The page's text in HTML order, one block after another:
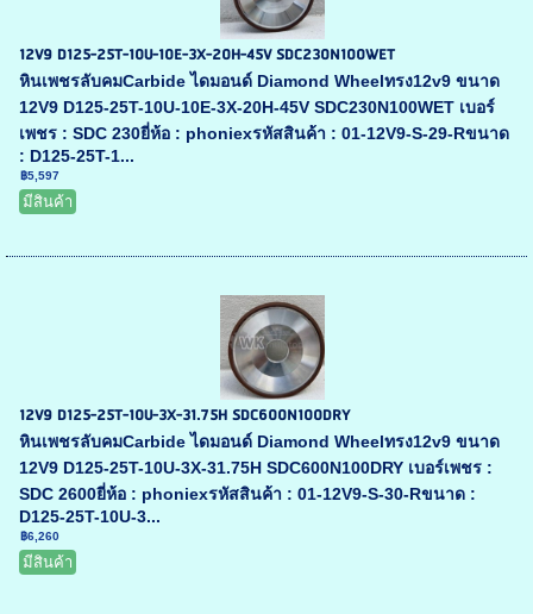
12V9 D125-25T-10U-10E-3X-20H-45V SDC230N100WET
หินเพชรลับคมCarbide ไดมอนด์ Diamond Wheelทรง12v9 ขนาด
12V9 D125-25T-10U-10E-3X-20H-45V SDC230N100WET เบอร์
เพชร : SDC 230ยี่ห้อ : phoniexรหัสสินค้า : 01-12V9-S-29-Rขนาด
: D125-25T-1...
฿5,597
มีสินค้า
12V9 D125-25T-10U-3X-31.75H SDC600N100DRY
หินเพชรลับคมCarbide ไดมอนด์ Diamond Wheelทรง12v9 ขนาด
12V9 D125-25T-10U-3X-31.75H SDC600N100DRY เบอร์เพชร :
SDC 2600ยี่ห้อ : phoniexรหัสสินค้า : 01-12V9-S-30-Rขนาด :
D125-25T-10U-3...
฿6,260
มีสินค้า